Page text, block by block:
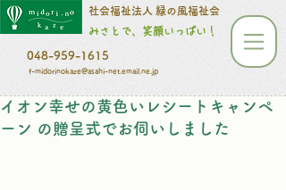
​​​​​社会福祉法人 緑の風福祉会
みさとで、笑顔いっぱい！
048-959-1615
f-midorinokaze@asahi-net.email.ne.jp
イオン幸せの黄色いレシートキャンペ
ーン の贈呈式でお伺いしました